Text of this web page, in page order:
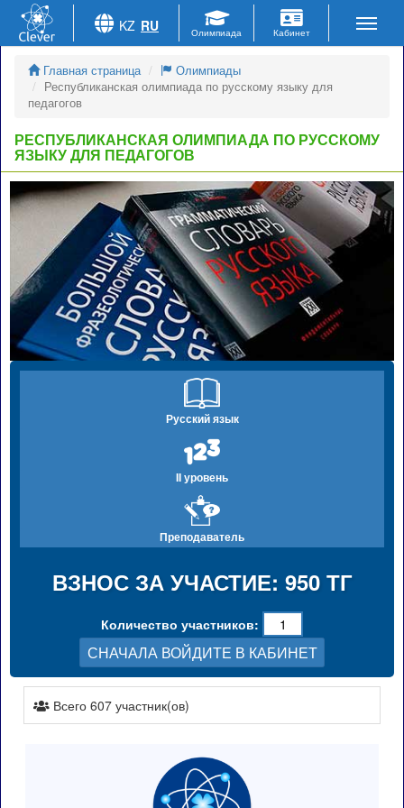
Главная страница
Олимпиады
Республиканская олимпиада по русскому языку для
педагогов
РЕСПУБЛИКАНСКАЯ ОЛИМПИАДА ПО РУССКОМУ
ЯЗЫКУ ДЛЯ ПЕДАГОГОВ
Русский язык
II уровень
Преподаватель
ВЗНОС ЗА УЧАСТИЕ: 950 ТГ
Количество участников:
СНАЧАЛА ВОЙДИТЕ В КАБИНЕТ
Всего 607 участник(ов)
KZ RU